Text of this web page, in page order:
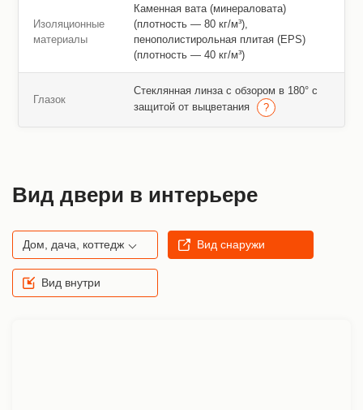
Изоляционные
материалы
Каменная вата (минераловата)
(плотность — 80 кг/м³),
пенополистирольная плитая (EPS)
(плотность — 40 кг/м³)
Глазок
Стеклянная линза с обзором в 180° с
защитой от выцветания
Вид двери в интерьере
Дом, дача, коттедж Вид снаружи
Вид внутри